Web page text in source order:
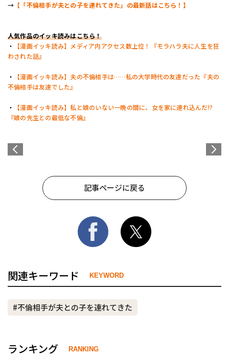
→ 【「不倫相手が夫との子を連れてきた」の最新話はこちら！】
人気作品のイッキ読みはこちら！
・
【漫画イッキ読み】メディア内アクセス数上位！『モラハラ夫に人生を狂
わされた話』
・
【漫画イッキ読み】夫の不倫相手は……私の大学時代の友達だった『夫の
不倫相手は友達でした』
・
【漫画イッキ読み】私と娘のいない一晩の間に、女を家に連れ込んだ!?
『娘の先生との最低な不倫』
記事ページに戻る
関連キーワード KEYWORD
#不倫相手が夫との子を連れてきた
ランキング RANKING